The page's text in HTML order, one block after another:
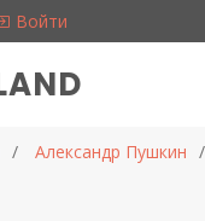
Войти
Александр Пушкин